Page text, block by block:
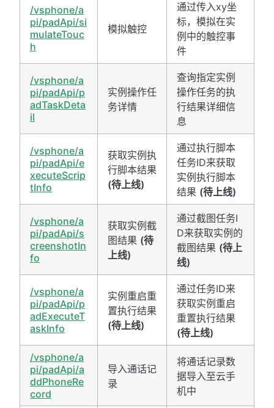
/vsphone/a
pi/padApi/si
mulateTouc
h
模拟触控
通过传入xy坐
标，模拟在实
例中的触控事
件
/vsphone/a
pi/padApi/p
adTaskDeta
il
实例操作任
务详情
查询指定实例
操作任务的执
行结果详细信
息
/vsphone/a
pi/padApi/e
xecuteScrip
tInfo
获取实例执
行脚本结果
(待上线)
通过执行脚本
任务ID来获取
实例执行脚本
结果 (待上线)
/vsphone/a
pi/padApi/s
creenshotIn
fo
获取实例截
图结果 (待
上线)
通过截图任务I
D来获取实例的
截图结果 (待上
线)
/vsphone/a
pi/padApi/p
adExecuteT
askInfo
实例重启重
置执行结果
(待上线)
通过任务ID来
获取实例重启
重置执行结果
(待上线)
/vsphone/a
pi/padApi/a
ddPhoneRe
cord
导入通话记
录
将通话记录数
据导入至云手
机中